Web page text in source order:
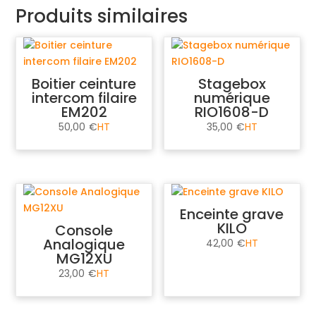
Produits similaires
Boitier ceinture
intercom filaire
EM202
50,00 €
Stagebox
numérique
RIO1608-D
35,00 €
Console
Analogique
MG12XU
23,00 €
Enceinte grave
KILO
42,00 €